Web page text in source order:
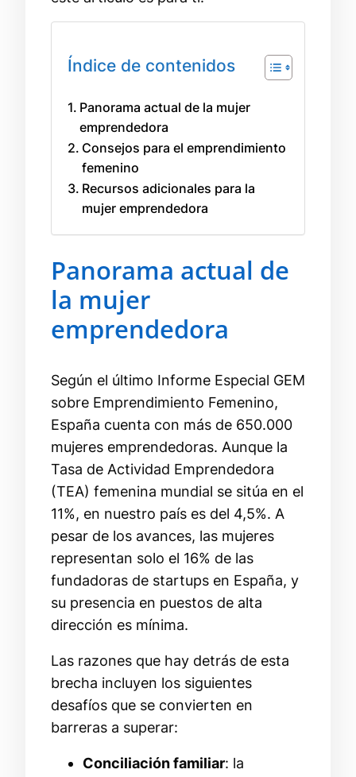
Índice de contenidos
Panorama actual de la mujer
emprendedora
Consejos para el emprendimiento
femenino
Recursos adicionales para la
mujer emprendedora
Panorama actual de
la mujer
emprendedora
Según el último Informe Especial GEM
sobre Emprendimiento Femenino,
España cuenta con más de 650.000
mujeres emprendedoras. Aunque la
Tasa de Actividad Emprendedora
(TEA) femenina mundial se sitúa en el
11%, en nuestro país es del 4,5%. A
pesar de los avances, las mujeres
representan solo el 16% de las
fundadoras de startups en España, y
su presencia en puestos de alta
dirección es mínima.
Las razones que hay detrás de esta
brecha incluyen los siguientes
desafíos que se convierten en
barreras a superar:
Conciliación familiar: la